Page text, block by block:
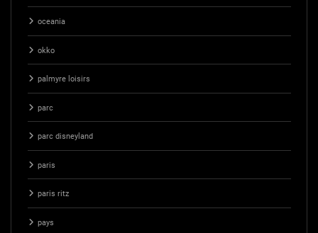
oceania
okko
palmyre loisirs
parc
parc disneyland
paris
paris ritz
pays